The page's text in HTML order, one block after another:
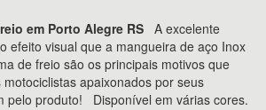
em Porto Alegre RS A excelente
efeito visual que a mangueira de aço Inox
de freio são os principais motivos que
apaixonados por seus
pelo produto! Disponível em várias cores.